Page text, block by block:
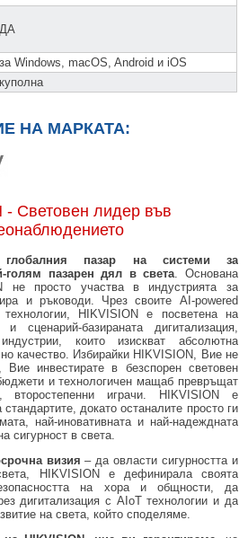
ДА
за Windows, macOS, Android и iOS
куполна
НА МАРКАТА:
- Световен лидер във
глобалния пазар на системи за
голям пазарен дял в света . Основана
не просто участва в индустрията за
и ръководи. Чрез своите AI-powered
HIKVISION е посветена на
и сценарий-базираната дигитализация,
които изискват абсолютна
качество. Избирайки HIKVISION, Вие не
Вие инвестирате в безспорен световен
и технологичен мащаб превръщат
второстепенни играчи. HIKVISION е
докато останалите просто ги
най-иновативната и най-надеждната
сигурност в света.
визия – да овласти сигурността и
HIKVISION е дефинирала своята
на хора и общности, да
дигитализация с AIoT технологии и да
на света, който споделяме.